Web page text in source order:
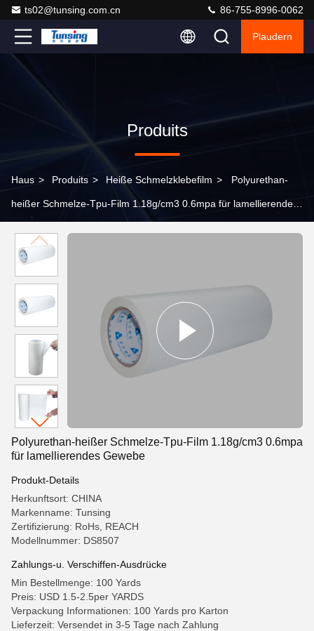
ts02@tunsing.com.cn 86-755-8996-0062
Plaudern
Produits
Haus > Produits > Heiße Schmelzklebefilm > Polyurethan-
heißer Schmelze-Tpu-Film 1.18g/cm3 0.6mpa für lamellierendes
Polyurethan-heißer Schmelze-Tpu-Film 1.18g/cm3 0.6mpa
für lamellierendes Gewebe
Produkt-Details
Herkunftsort: CHINA
Markenname: Tunsing
Zertifizierung: RoHs, REACH
Modellnummer: DS8507
Zahlungs-u. Verschiffen-Ausdrücke
Min Bestellmenge: 100 Yards
Preis: USD 1.5-2.5per YARDS
Verpackung Informationen: 100 Yards pro Karton
Lieferzeit: Versendet in 3-5 Tage nach Zahlung